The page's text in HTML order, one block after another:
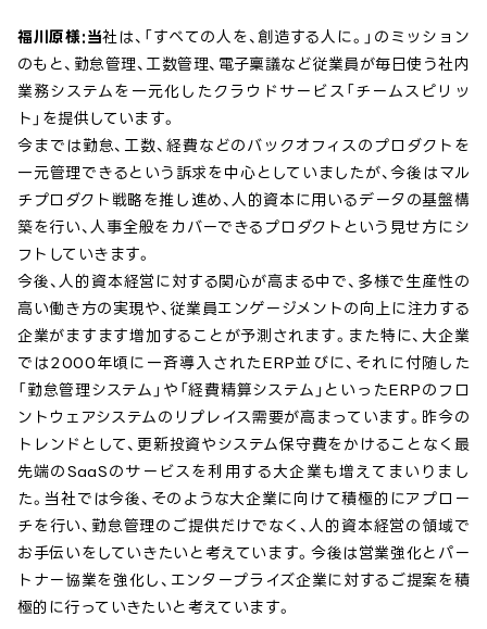
福川原様:当社は、「すべての人を、創造する人に。」のミッション
のもと、勤怠管理、工数管理、電子稟議など従業員が毎日使う社内
業務システムを一元化したクラウドサービス「チームスピリッ
ト」を提供しています。
今までは勤怠、工数、経費などのバックオフィスのプロダクトを
一元管理できるという訴求を中心としていましたが、今後はマル
チプロダクト戦略を推し進め、人的資本に用いるデータの基盤構
築を行い、人事全般をカバーできるプロダクトという見せ方にシ
フトしていきます。
今後、人的資本経営に対する関心が高まる中で、多様で生産性の
高い働き方の実現や、従業員エンゲージメントの向上に注力する
企業がますます増加することが予測されます。また特に、大企業
では2000年頃に一斉導入されたERP並びに、それに付随した
「勤怠管理システム」や「経費精算システム」といったERPのフロ
ントウェアシステムのリプレイス需要が高まっています。昨今の
トレンドとして、更新投資やシステム保守費をかけることなく最
先端のSaaSのサービスを利用する大企業も増えてまいりまし
た。当社では今後、そのような大企業に向けて積極的にアプロー
チを行い、勤怠管理のご提供だけでなく、人的資本経営の領域で
お手伝いをしていきたいと考えています。今後は営業強化とパー
トナー協業を強化し、エンタープライズ企業に対するご提案を積
極的に行っていきたいと考えています。